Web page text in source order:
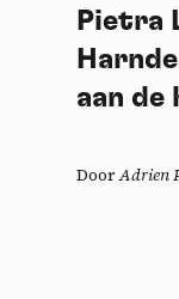
Pietra
aan de
DoorAdrien